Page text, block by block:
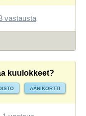
vastausta
kuulokkeet?
ÄÄNIKORTTI